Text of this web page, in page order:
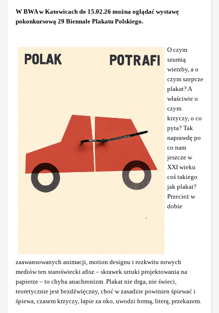
W BWA w Katowicach do 15.02.26 można oglądać wystawę
pokonkursową 29 Biennale Plakatu Polskiego.
O czym
szumią
wierzby, a o
czym szepcze
plakat? A
właściwie o
czym
krzyczy, o co
pyta? Tak
naprawdę po
co nam
jeszcze w
XXI wieku
coś takiego
jak plakat?
Przecież w
dobie
zaawansowanych animacji, motion designu i rozkwitu nowych
mediów ten staroświecki afisz – skrawek sztuki projektowania na
papierze – to chyba anachronizm. Plakat nie drga, nie świeci,
teoretycznie jest bezdźwięczny, choć w zasadzie powinien śpiewać i
śpiewa, czasem krzyczy, łapie za oko, uwodzi formą, literą, przekazem.